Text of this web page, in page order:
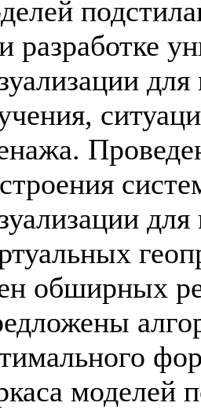
разработке
для
обширных
моделей